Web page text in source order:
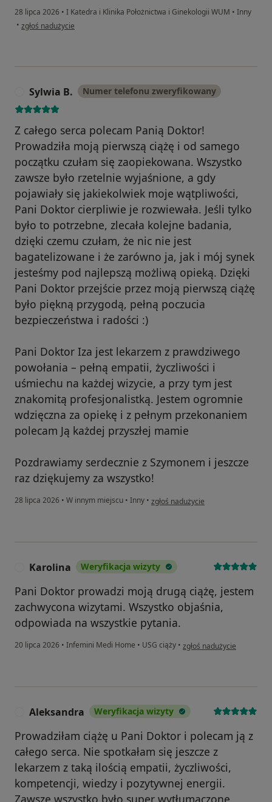
28 lipca 2026 • I Katedra i Klinika Położnictwa i Ginekologii WUM • Inny
• w opinii użytkownika Sylwia Z.
zgłoś nadużycie
Sylwia B. Numer telefonu zweryfikowany
Z całego serca polecam Panią Doktor!
Prowadziła moją pierwszą ciążę i od samego
początku czułam się zaopiekowana. Wszystko
zawsze było rzetelnie wyjaśnione, a gdy
pojawiały się jakiekolwiek moje wątpliwości,
Pani Doktor cierpliwie je rozwiewała. Jeśli tylko
było to potrzebne, zlecała kolejne badania,
dzięki czemu czułam, że nic nie jest
bagatelizowane i że zarówno ja, jak i mój synek
jesteśmy pod najlepszą możliwą opieką. Dzięki
Pani Doktor przejście przez moją pierwszą ciążę
było piękną przygodą, pełną poczucia
bezpieczeństwa i radości :)
Pani Doktor Iza jest lekarzem z prawdziwego
powołania – pełną empatii, życzliwości i
uśmiechu na każdej wizycie, a przy tym jest
znakomitą profesjonalistką. Jestem ogromnie
wdzięczna za opiekę i z pełnym przekonaniem
polecam Ją każdej przyszłej mamie
Pozdrawiamy serdecznie z Szymonem i jeszcze
raz dziękujemy za wszystko!
28 lipca 2026 • W innym miejscu • Inny • w opinii użytkownika Sylwia B.
zgłoś nadużycie
Karolina Weryfikacja wizyty
Pani Doktor prowadzi moją drugą ciążę, jestem
zachwycona wizytami. Wszystko objaśnia,
odpowiada na wszystkie pytania.
20 lipca 2026 • Infemini Medi Home • USG ciąży • w opinii użytkownika
zgłoś nadużycie
Aleksandra Weryfikacja wizyty
Prowadziłam ciążę u Pani Doktor i polecam ją z
całego serca. Nie spotkałam się jeszcze z
lekarzem z taką ilością empatii, życzliwości,
kompetencji, wiedzy i pozytywnej energii.
Zawsze wszystko było super wytłumaczone,